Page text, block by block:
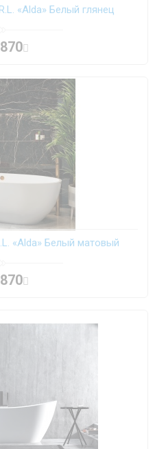
«Alda» Белый глянец
«Alda» Белый матовый